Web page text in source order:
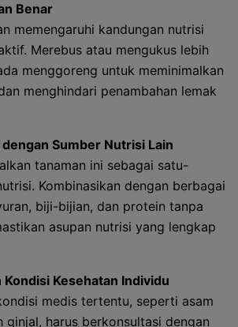
Benar
memengaruhi kandungan nutrisi
Merebus atau mengukus lebih
menggoreng untuk meminimalkan
menghindari penambahan lemak
Sumber Nutrisi Lain
tanaman ini sebagai satu-
Kombinasikan dengan berbagai
biji-bijian, dan protein tanpa
asupan nutrisi yang lengkap
Kesehatan Individu
medis tertentu, seperti asam
ginjal, harus berkonsultasi dengan